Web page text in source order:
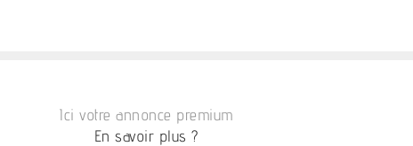
Ici votre annonce premium
En savoir plus ?